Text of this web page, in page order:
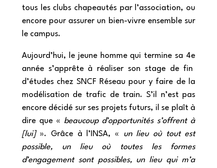
tous les clubs chapeautés par l’association, ou
encore pour assurer un bien-vivre ensemble sur
le campus.
Aujourd’hui, le jeune homme qui termine sa 4e
année s’apprête à réaliser son stage de fin
d’études chez SNCF Réseau pour y faire de la
modélisation de trafic de train. S’il n’est pas
encore décidé sur ses projets futurs, il se plaît à
dire que « beaucoup d’opportunités s’offrent à
[lui]». Grâce à l’INSA, « un lieu où tout est
possible, un lieu où toutes les formes
d’engagement sont possibles, un lieu qui m’a